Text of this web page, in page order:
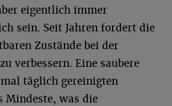
eigentlich immer
sein. Seit Jahren fordert die
Zustände bei der
verbessern. Eine saubere
täglich gereinigten
Mindeste, was die